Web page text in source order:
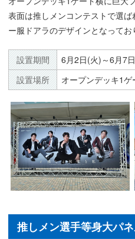
表面は推しメンコンテストで選
ー服ドアラのデザインとなってお
設置期間 6月2日(火)～6月7
設置場所
オープンデッキ1ゲ
推しメン選手等身大パ